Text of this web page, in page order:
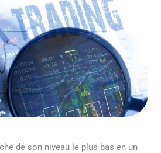
de son niveau le plus bas en un